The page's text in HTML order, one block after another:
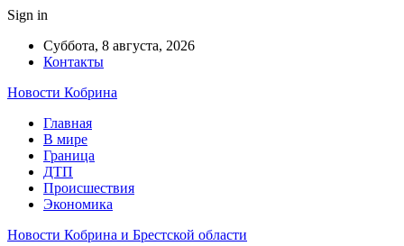
Sign in
Суббота, 8 августа, 2026
Контакты
Новости Кобрина
Главная
В мире
Граница
ДТП
Происшествия
Экономика
Новости Кобрина и Брестской области